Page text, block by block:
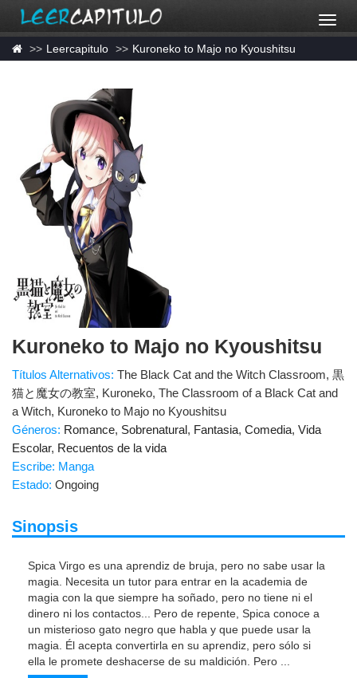
Leercapitulo Kuroneko to Majo no Kyoushitsu
Kuroneko to Majo no Kyoushitsu
Títulos Alternativos: The Black Cat and the Witch Classroom, 黒
猫と魔女の教室, Kuroneko, The Classroom of a Black Cat and
a Witch, Kuroneko to Majo no Kyoushitsu
Géneros: Romance, Sobrenatural, Fantasia, Comedia, Vida
Escolar, Recuentos de la vida
Escribe: Manga
Estado: Ongoing
Sinopsis
Spica Virgo es una aprendiz de bruja, pero no sabe usar la
magia. Necesita un tutor para entrar en la academia de
magia con la que siempre ha soñado, pero no tiene ni el
dinero ni los contactos... Pero de repente, Spica conoce a
un misterioso gato negro que habla y que puede usar la
magia. Él acepta convertirla en su aprendiz, pero sólo si
ella le promete deshacerse de su maldición. Pero